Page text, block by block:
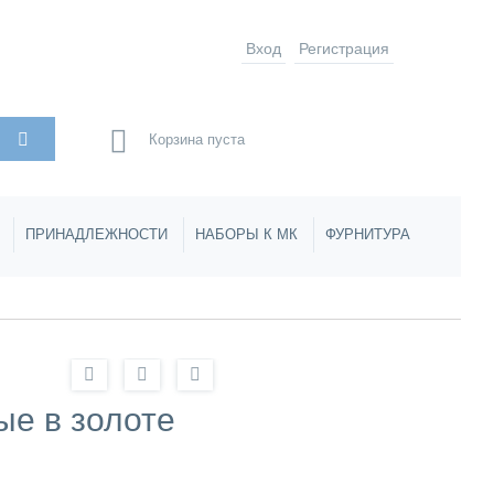
Вход Регистрация
Корзина пуста
ПРИНАДЛЕЖНОСТИ НАБОРЫ К МК ФУРНИТУРА
в золоте